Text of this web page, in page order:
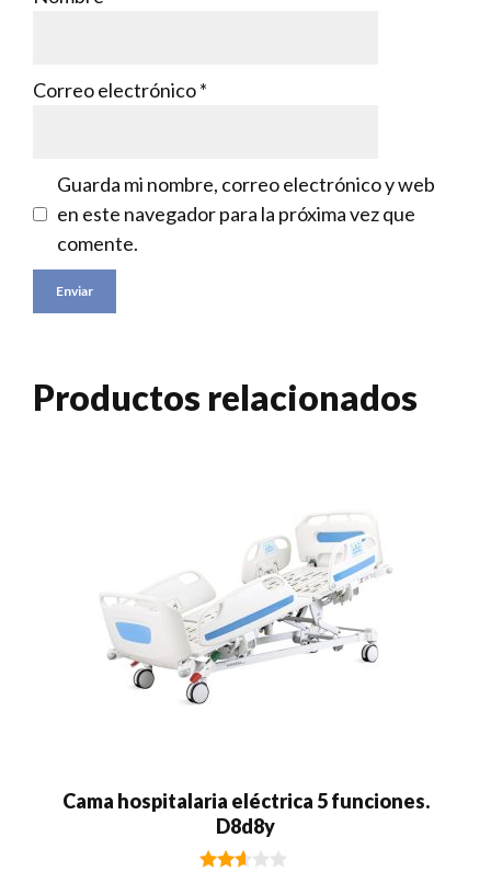
Correo electrónico*
Guarda mi nombre, correo electrónico y web
en este navegador para la próxima vez que
comente.
Productos relacionados
Cama hospitalaria eléctrica 5 funciones.
D8d8y